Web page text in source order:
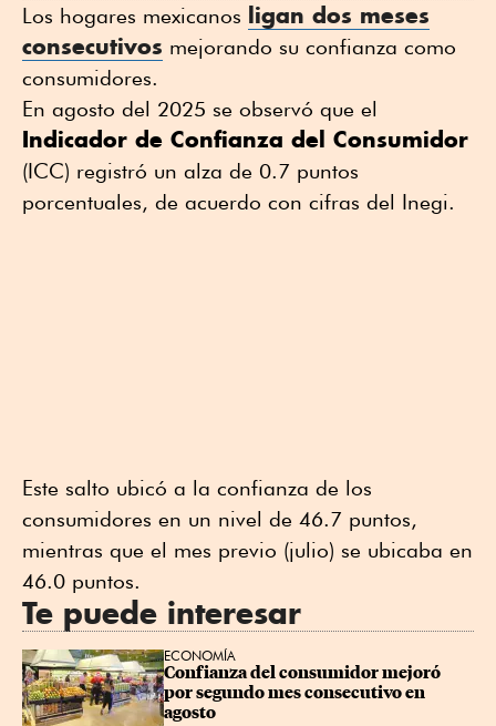
Los hogares mexicanos ligan dos meses
consecutivos mejorando su confianza como
consumidores.
En agosto del 2025 se observó que el
Indicador de Confianza del Consumidor
(ICC) registró un alza de 0.7 puntos
porcentuales, de acuerdo con cifras del Inegi.
Este salto ubicó a la confianza de los
consumidores en un nivel de 46.7 puntos,
mientras que el mes previo (julio) se ubicaba en
46.0 puntos.
Te puede interesar
ECONOMÍA
Confianza del consumidor mejoró
por segundo mes consecutivo en
agosto